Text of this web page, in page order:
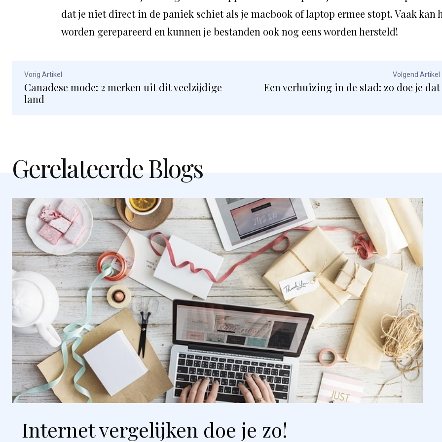
dat je niet direct in de paniek schiet als je macbook of laptop ermee stopt. Vaak kan
worden gerepareerd en kunnen je bestanden ook nog eens worden hersteld!
Vorig Artikel
Canadese mode: 2 merken uit dit veelzijdige
land
Volgend Artikel
Een verhuizing in de stad: zo doe je dat
Gerelateerde Blogs
Internet vergelijken doe je zo!